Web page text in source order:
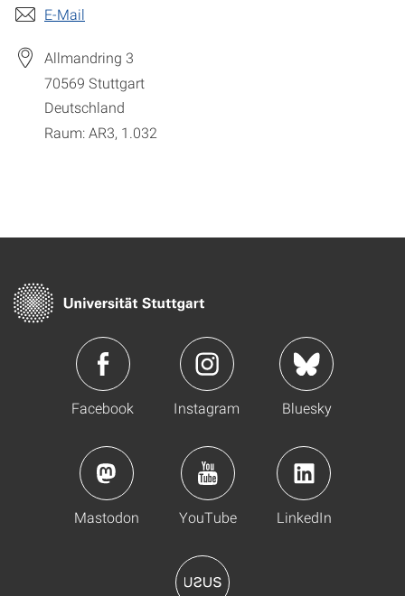
E-Mail
Allmandring 3
70569 Stuttgart
Deutschland
Raum: AR3, 1.032
Facebook Instagram Bluesky
Mastodon YouTube LinkedIn